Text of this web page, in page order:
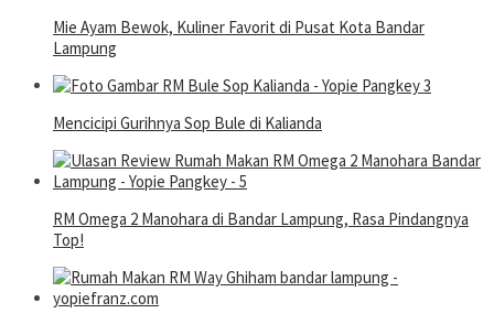
Mie Ayam Bewok, Kuliner Favorit di Pusat Kota Bandar
Lampung
Mencicipi Gurihnya Sop Bule di Kalianda
RM Omega 2 Manohara di Bandar Lampung, Rasa Pindangnya
Top!